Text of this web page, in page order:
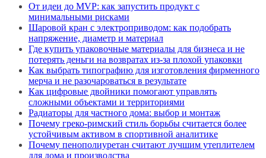
От идеи до MVP: как запустить продукт с
минимальными рисками
Шаровой кран с электроприводом: как подобрать
напряжение, диаметр и материал
Где купить упаковочные материалы для бизнеса и не
потерять деньги на возвратах из-за плохой упаковки
Как выбрать типографию для изготовления фирменного
мерча и не разочароваться в результате
Как цифровые двойники помогают управлять
сложными объектами и территориями
Радиаторы для частного дома: выбор и монтаж
Почему греко-римский стиль борьбы считается более
устойчивым активом в спортивной аналитике
Почему пенополиуретан считают лучшим утеплителем
для дома и производства